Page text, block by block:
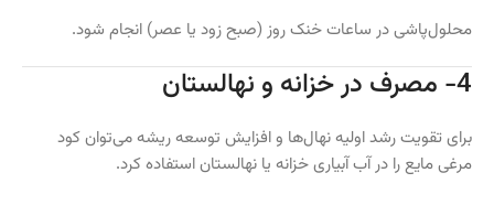
محلول‌پاشی در ساعات خنک روز (صبح زود یا عصر) انجام شود.
4- مصرف در خزانه و نهالستان
برای تقویت رشد اولیه نهال‌ها و افزایش توسعه ریشه می‌توان کود
مرغی مایع را در آب آبیاری خزانه یا نهالستان استفاده کرد.